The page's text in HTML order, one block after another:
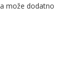
može dodatno